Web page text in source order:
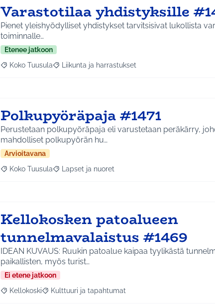
Varastotilaa yhdistyksille
Pienet yleishyödylliset yhdistykset tarvitsisivat lukollista
toiminnalle…
Etenee jatkoon
Rajaa tulokset aihepiirin mukaan: Koko Tuusula
Koko Tuusula Rajaa tulokset teeman mukaan: Liikunta ja
Liikunta ja harrastukset
Polkupyöräpaja #1471
Perustetaan polkupyöräpaja eli varustetaan peräkärry,
mahdolliset polkupyörän hu…
Arvioitavana
Rajaa tulokset aihepiirin mukaan: Koko Tuusula
Koko Tuusula Rajaa tulokset teeman mukaan: Lapset ja nuoret
Lapset ja nuoret
Kellokosken patoalueen
tunnelmavalaistus #1469
IDEAN KUVAUS: Ruukin patoalue kaipaa tyylikästä
paikallisten, myös turist…
Ei etene jatkoon
Rajaa tulokset aihepiirin mukaan: Kellokoski
Kellokoski Rajaa tulokset teeman mukaan: Kulttuuri ja
Kulttuuri ja tapahtumat